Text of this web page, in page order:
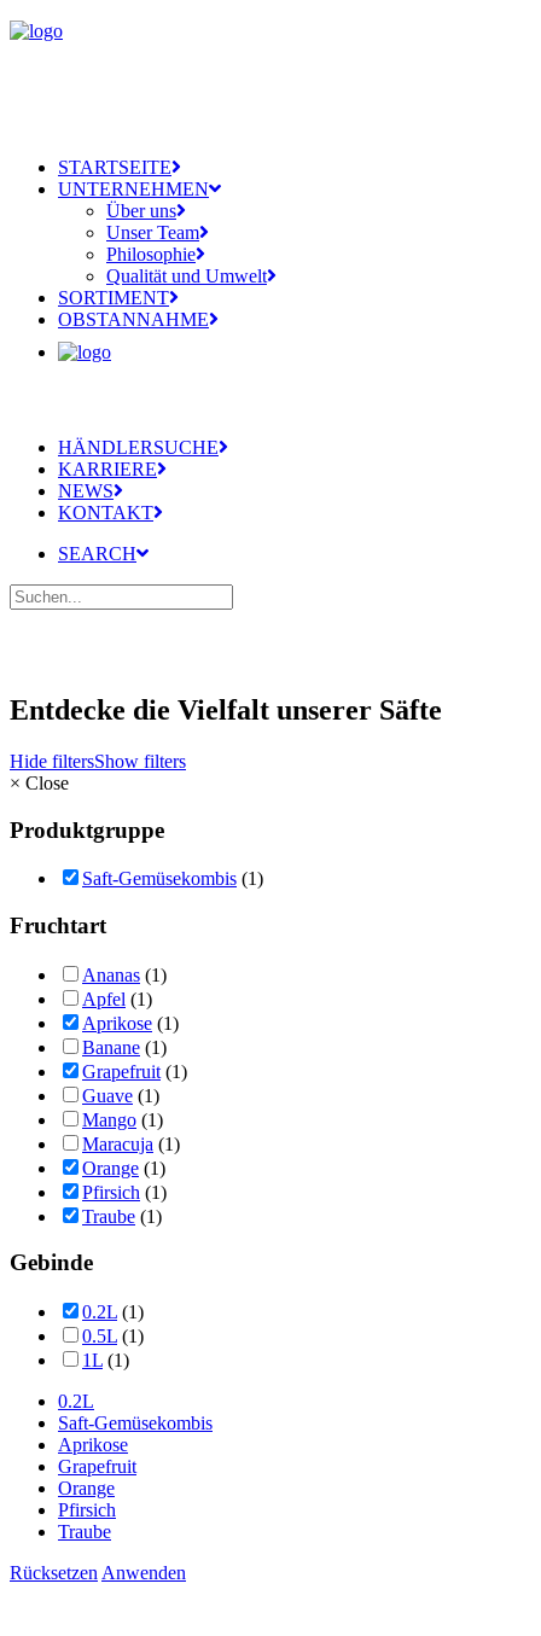
STARTSEITE
UNTERNEHMEN
Über uns
Unser Team
Philosophie
Qualität und Umwelt
SORTIMENT
OBSTANNAHME
HÄNDLERSUCHE
KARRIERE
NEWS
KONTAKT
SEARCH
Entdecke die Vielfalt unserer Säfte
Hide filtersShow filters
× Close
Produktgruppe
Saft-Gemüsekombis (1)
Fruchtart
Ananas (1)
Apfel (1)
Aprikose (1)
Banane (1)
Grapefruit (1)
Guave (1)
Mango (1)
Maracuja (1)
Orange (1)
Pfirsich (1)
Traube (1)
Gebinde
0.2L (1)
0.5L (1)
1L (1)
0.2L
Saft-Gemüsekombis
Aprikose
Grapefruit
Orange
Pfirsich
Traube
Rücksetzen Anwenden